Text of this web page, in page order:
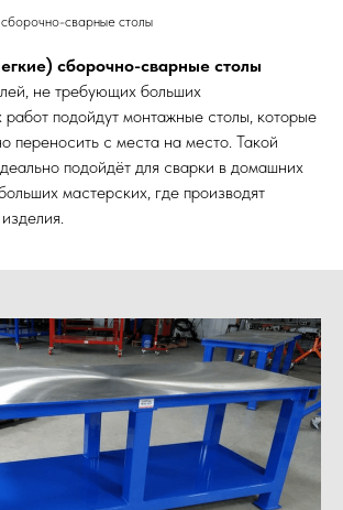
сварные столы
сборочно-сварные столы
не требующих больших
работ подойдут монтажные столы, которые
переносить с места на место. Такой
подойдёт для сварки в домашних
мастерских, где производят